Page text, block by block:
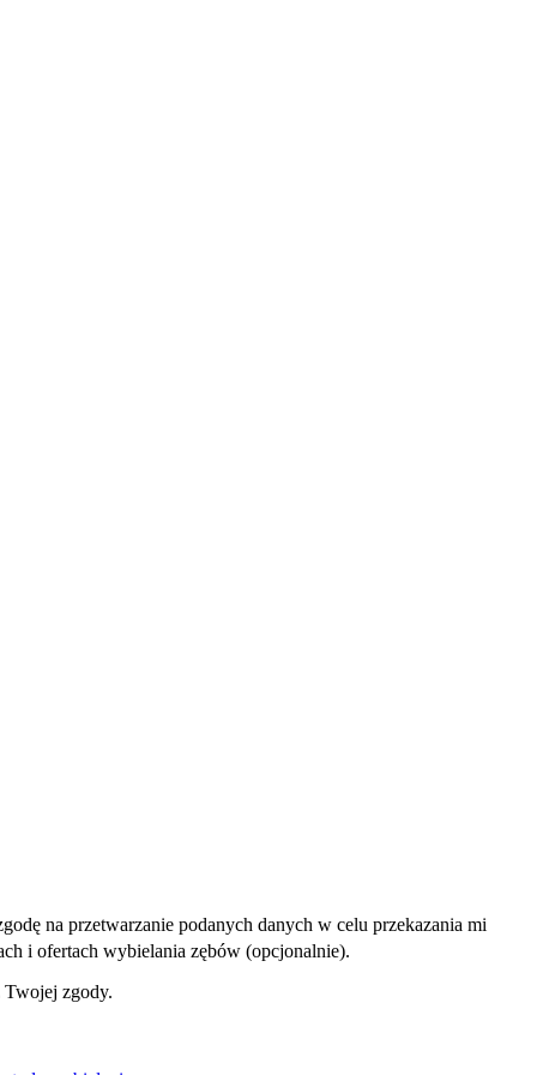
na przetwarzanie podanych danych w celu przekazania mi
i ofertach wybielania zębów (opcjonalnie).
zgody.